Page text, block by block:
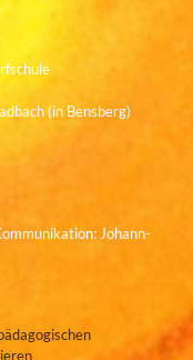
(in Bensberg)
Johann-